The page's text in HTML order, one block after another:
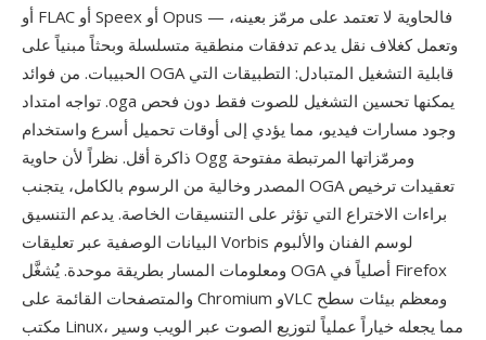
أو FLAC أو Speex أو Opus — فالحاوية لا تعتمد على مرمّز بعينه،
وتعمل كغلاف نقل يدعم تدفقات منطقية متسلسلة وبحثاً مبنياً على
الحبيبات. من فوائد OGA قابلية التشغيل المتبادل: التطبيقات التي
تواجه امتداد .oga يمكنها تحسين التشغيل للصوت فقط دون فحص
وجود مسارات فيديو، مما يؤدي إلى أوقات تحميل أسرع واستخدام
ذاكرة أقل. نظراً لأن حاوية Ogg ومرمّزاتها المرتبطة مفتوحة
المصدر وخالية من الرسوم بالكامل، يتجنب OGA تعقيدات ترخيص
براءات الاختراع التي تؤثر على التنسيقات الخاصة. يدعم التنسيق
البيانات الوصفية عبر تعليقات Vorbis لوسم الفنان والألبوم
ومعلومات المسار بطريقة موحدة. يُشغَّل OGA أصلياً في Firefox
والمتصفحات القائمة على Chromium وVLC ومعظم بيئات سطح
مكتب Linux، مما يجعله خياراً عملياً لتوزيع الصوت عبر الويب وسير